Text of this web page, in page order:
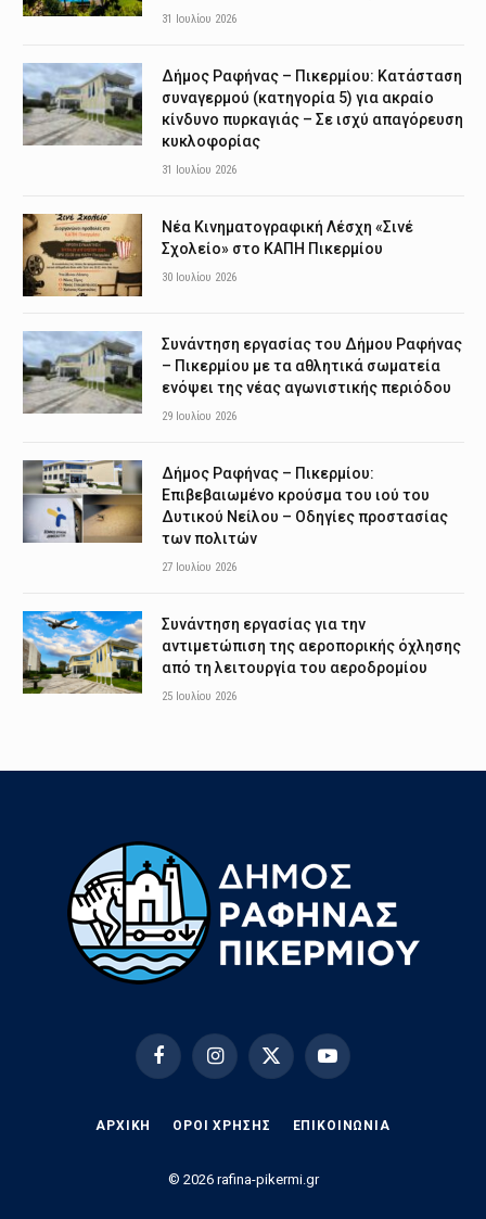
31 Ιουλίου 2026
Δήμος Ραφήνας – Πικερμίου: Κατάσταση
συναγερμού (κατηγορία 5) για ακραίο
κίνδυνο πυρκαγιάς – Σε ισχύ απαγόρευση
κυκλοφορίας
31 Ιουλίου 2026
Νέα Κινηματογραφική Λέσχη «Σινέ
Σχολείο» στο ΚΑΠΗ Πικερμίου
30 Ιουλίου 2026
Συνάντηση εργασίας του Δήμου Ραφήνας
– Πικερμίου με τα αθλητικά σωματεία
ενόψει της νέας αγωνιστικής περιόδου
29 Ιουλίου 2026
Δήμος Ραφήνας – Πικερμίου:
Επιβεβαιωμένο κρούσμα του ιού του
Δυτικού Νείλου – Οδηγίες προστασίας
των πολιτών
27 Ιουλίου 2026
Συνάντηση εργασίας για την
αντιμετώπιση της αεροπορικής όχλησης
από τη λειτουργία του αεροδρομίου
25 Ιουλίου 2026
FacebookInstagramX
YouTube
ΑΡΧΙΚΗ ΟΡΟΙ ΧΡΗΣΗΣ EΠΙΚΟΙΝΩΝΊΑ
© 2026 rafina-pikermi.gr